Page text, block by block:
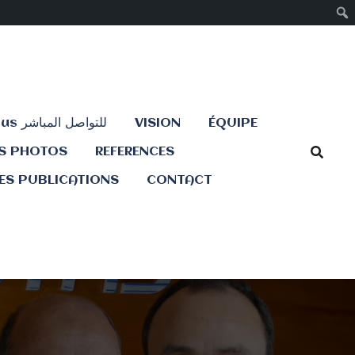
Contactez-nous للتواصل المباشر VISION ÉQUIPE
PHOTOS REFERENCES
PUBLICATIONS CONTACT